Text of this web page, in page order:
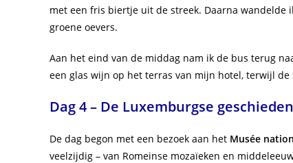
met een fris biertje uit de streek. Daarna wandelde
groene oevers.
Aan het eind van de middag nam ik de bus terug
een glas wijn op het terras van mijn hotel, terwijl
Dag 4 – De Luxemburgse
De dag begon met een bezoek aan het Musée
veelzijdig – van Romeinse mozaïeken en